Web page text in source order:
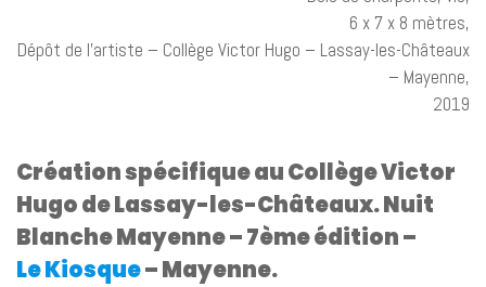
6 x 7 x 8 mètres,
Dépôt de l’artiste – Collège Victor Hugo – Lassay-les-Châteaux
– Mayenne,
2019
Création spécifique au Collège Victor
Hugo de Lassay-les-Châteaux. Nuit
Blanche Mayenne – 7ème édition –
Le Kiosque– Mayenne.